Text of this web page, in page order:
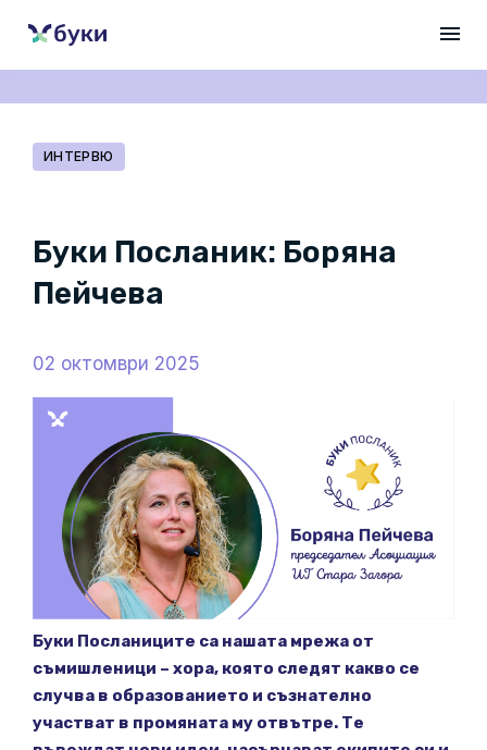
ИНТЕРВЮ
Буки Посланик: Боряна
Пейчева
02 октомври 2025
Буки Посланиците са нашата мрежа от
съмишленици – хора, която следят какво се
случва в образованието и съзнателно
участват в промяната му отвътре. Те